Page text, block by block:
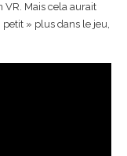
VR. Mais cela aurait
» plus dans le jeu,